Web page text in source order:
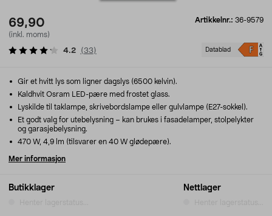
69,90
(inkl. moms)
Artikkelnr.: 36-9579
Datablad
4.2 (33)
Butikklager Nettlager
Gir et hvitt lys som ligner dagslys (6500 kelvin).
Kaldhvit Osram LED-pære med frostet glass.
Lyskilde til taklampe, skrivebordslampe eller gulvlampe (E27-sokkel).
Et godt valg for utebelysning – kan brukes i fasadelamper, stolpelykter
og garasjebelysning.
470 W, 4,9 lm (tilsvarer en 40 W glødepære).
Mer informasjon